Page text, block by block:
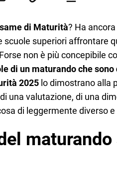
di Maturità? Ha
scuole superiori affrontare
non è più concepibile
di un maturando che
2025 lo dimostrano alla
una valutazione, di una
di leggermente diverso
maturando